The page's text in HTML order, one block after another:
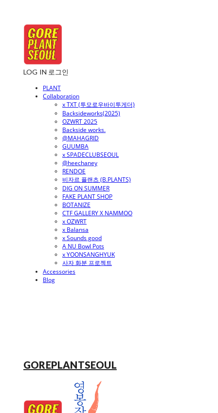
LOG IN 로그인
PLANT
Collaboration
x TXT (투모로우바이투게더)
Backsideworks(2025)
OZWRT 2025
Backside works.
@MAHAGRID
GUUMBA
x SPADECLUBSEOUL
@heechaney
RENDOE
비자르 플랜츠 (B.PLANTS)
DIG ON SUMMER
FAKE PLANT SHOP
BOTANIZE
CTF GALLERY X NAMMOO
x OZWRT
x Balansa
x Sounds good
A NU Bowl Pots
x YOONSANGHYUK
사자 화분 프로젝트
Accessories
Blog
GOREPLANTSEOUL